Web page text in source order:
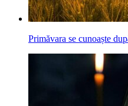
Primăvara se cunoaște